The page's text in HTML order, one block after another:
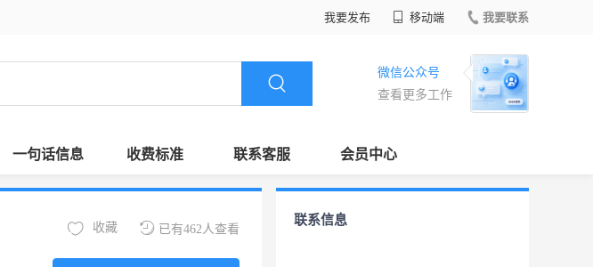
我要发布 移动端 我要联系
微信公众号
查看更多工作
一句话信息 收费标准 联系客服 会员中心
已有462人查看
收藏
联系信息